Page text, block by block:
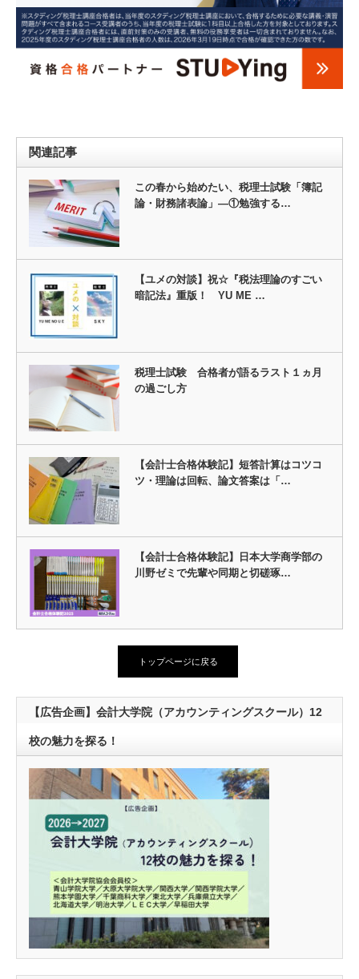
関連記事
この春から始めたい、税理士試験「簿記
論・財務諸表論」―①勉強する…
【ユメの対談】祝☆『税法理論のすごい
暗記法』重版！ YU ME …
税理士試験 合格者が語るラスト１ヵ月
の過ごし方
【会計士合格体験記】短答計算はコツコ
ツ・理論は回転、論文答案は「…
【会計士合格体験記】日本大学商学部の
川野ゼミで先輩や同期と切磋琢…
トップページに戻る
【広告企画】会計大学院（アカウンティングスクール）12
校の魅力を探る！